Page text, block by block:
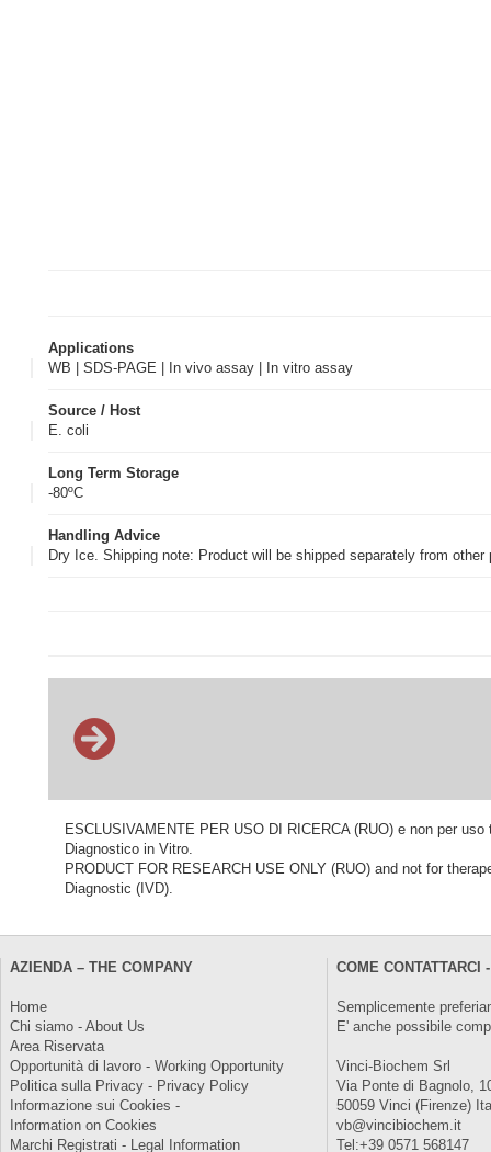
Applications
WB | SDS-PAGE | In vivo assay | In vitro assay
Source / Host
E. coli
Long Term Storage
-80ºC
Handling Advice
Dry Ice. Shipping note: Product will be shipped separately from
ESCLUSIVAMENTE PER USO DI RICERCA (RUO) e non per
Diagnostico in Vitro.
PRODUCT FOR RESEARCH USE ONLY (RUO) and not for
Diagnostic (IVD).
AZIENDA – THE COMPANY
Home
Chi siamo - About Us
Area Riservata
Opportunità di lavoro - Working Opportunity
Politica sulla Privacy - Privacy Policy
Informazione sui Cookies -
Information on Cookies
Marchi Registrati - Legal Information
COME CONTATTARCI
Semplicemente
E' anche possibile
Vinci-Biochem Srl
Via Ponte di Bagnolo,
50059 Vinci (Firenze)
vb@vincibiochem.it
Tel:+39 0571 568147